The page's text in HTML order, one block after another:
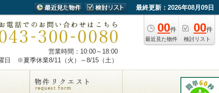
最終更新：2026年08月09日
00件
最近見た物件
00件
検討リスト
営業時間：10:00～18:00
日 ※夏季休業8/11（火）～8/15（土）